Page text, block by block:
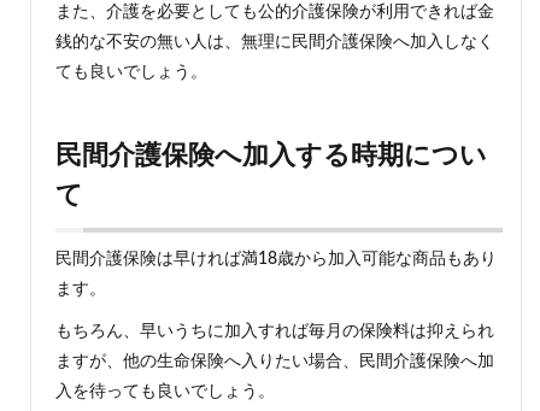
また、介護を必要としても公的介護保険が利用できれば金
銭的な不安の無い人は、無理に民間介護保険へ加入しなく
ても良いでしょう。
民間介護保険へ加入する時期につい
て
民間介護保険は早ければ満18歳から加入可能な商品もあり
ます。
もちろん、早いうちに加入すれば毎月の保険料は抑えられ
ますが、他の生命保険へ入りたい場合、民間介護保険へ加
入を待っても良いでしょう。